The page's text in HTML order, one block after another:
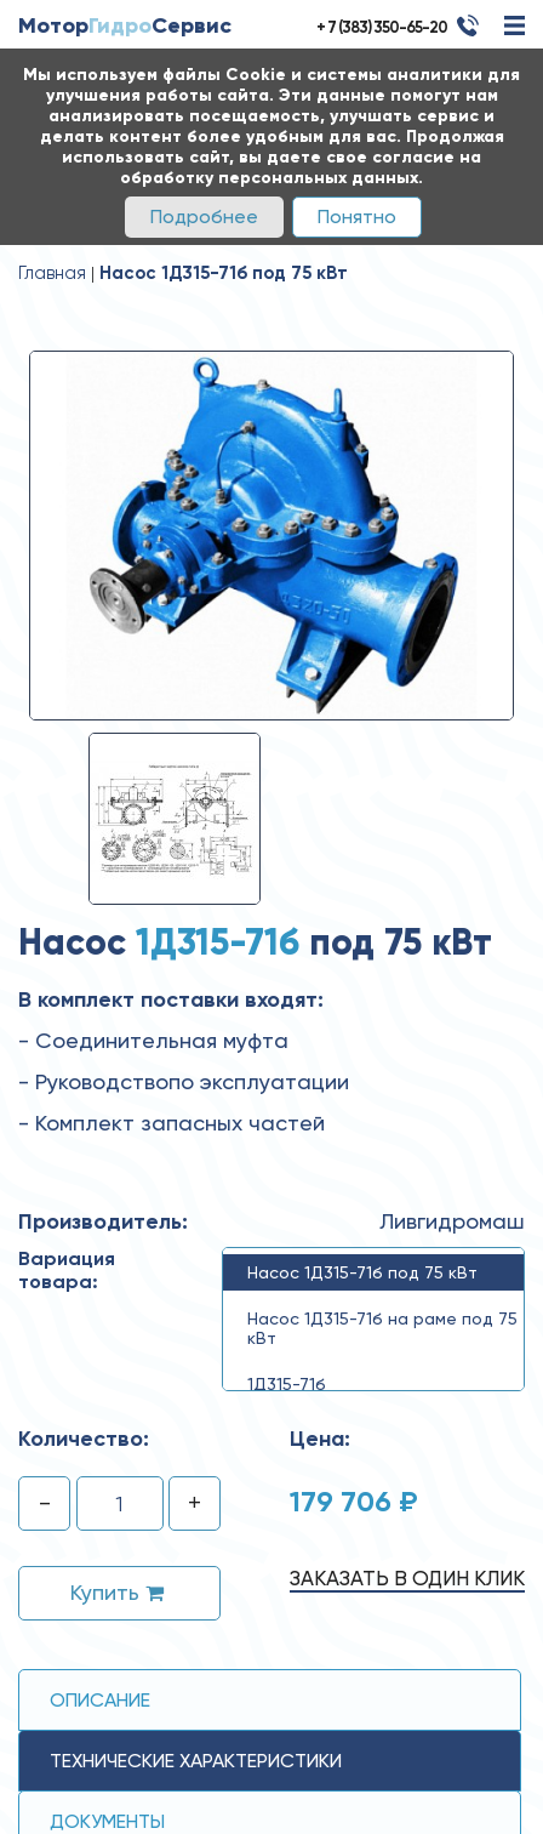
Мы используем файлы Cookie и системы аналитики для
улучшения работы сайта. Эти данные помогут нам
анализировать посещаемость, улучшать сервис и
делать контент более удобным для вас. Продолжая
использовать сайт, вы даете свое согласие на
обработку персональных данных.
Подробнее Понятно
МоторГидроСервис + 7 (383) 350-65-20
Главная Насос 1Д315-71б под 75 кВт
Насос 1Д315-71б под 75 кВт
В комплект поставки входят:
- Соединительная муфта
- Руководствопо эксплуатации
- Комплект запасных частей
Производитель: Ливгидромаш
Вариация
товара:
Насос 1Д315-71б под 75 кВт
Насос 1Д315-71б на раме под 75
кВт
1Д315-71б
Количество:
- +
Купить
Цена:
179 706 ₽
ЗАКАЗАТЬ В ОДИН КЛИК
ОПИСАНИЕ
ТЕХНИЧЕСКИЕ ХАРАКТЕРИСТИКИ
ДОКУМЕНТЫ